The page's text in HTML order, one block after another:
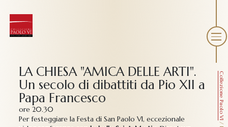
Collezione Paolo VI
/
LA CHIESA "AMICA DELLE ARTI".
Un secolo di dibattiti da Pio XII a
Papa Francesco
ore 20.30
Per festeggiare la Festa di San Paolo VI, eccezionale